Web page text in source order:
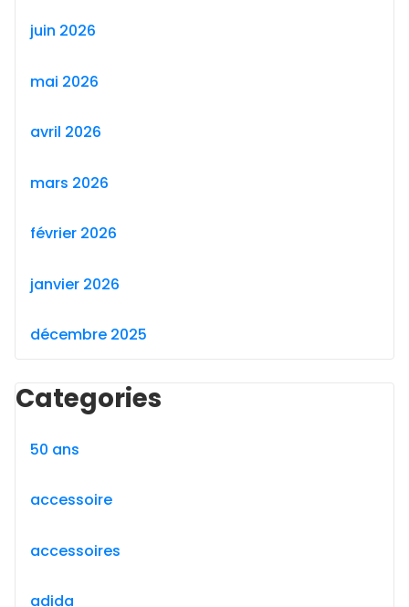
juin 2026
mai 2026
avril 2026
mars 2026
février 2026
janvier 2026
décembre 2025
Categories
50 ans
accessoire
accessoires
adida